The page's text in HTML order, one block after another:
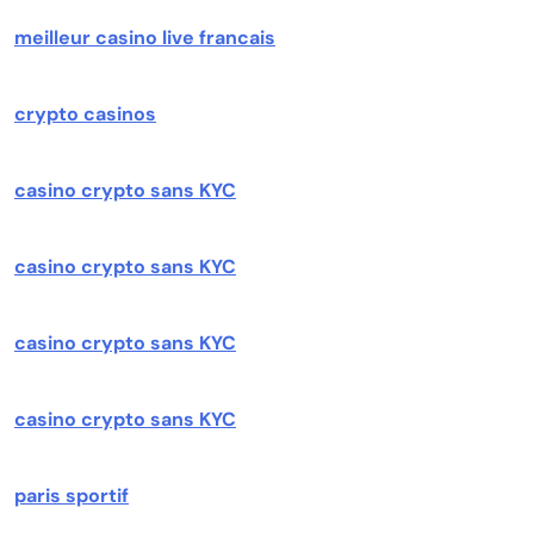
meilleur casino live francais
crypto casinos
casino crypto sans KYC
casino crypto sans KYC
casino crypto sans KYC
casino crypto sans KYC
paris sportif